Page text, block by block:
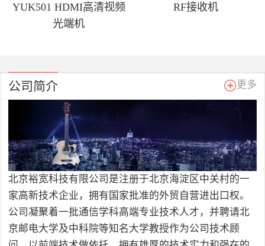
YUK501 HDMI高清视频
光端机
RF接收机
公司简介 更多
北京裕宽科技有限公司是注册于北京海淀区中关村的一
家高新技术企业，拥有国家批准的外贸自营进出口权。
公司凝聚着一批通信学科高端专业技术人才，并聘请北
京邮电大学及中科院等知名大学教授作为公司技术顾